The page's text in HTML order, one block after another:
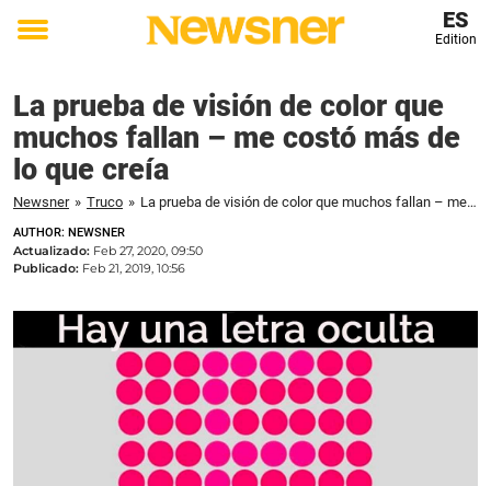
Toggle
ES
Edition
La prueba de visión de color que
muchos fallan – me costó más de
lo que creía
Newsner » Truco » La prueba de visión de color que muchos fallan – me costó más de lo que creía
AUTHOR: NEWSNER
Actualizado: Feb 27, 2020, 09:50
Publicado: Feb 21, 2019, 10:56